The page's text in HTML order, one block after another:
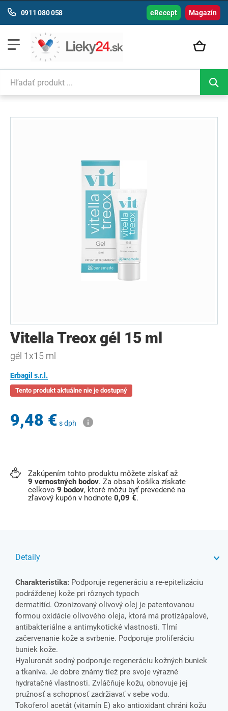
Magazín
0911 080 058 eRecept
Vitella Treox gél 15 ml
gél 1x15 ml
Erbagil s.r.l.
Tento produkt aktuálne nie je dostupný
9,48 € s dph
Zakúpením tohto produktu môžete získať až
9 vernostných bodov. Za obsah košíka získate
celkovo 9 bodov, ktoré môžu byť prevedené na
zľavový kupón v hodnote 0,09 €.
Detaily
Charakteristika: Podporuje regeneráciu a re-epitelizáciu
podráždenej kože pri rôznych typoch
dermatitíd. Ozonizovaný olivový olej je patentovanou
formou oxidácie olivového oleja, ktorá má protizápalové,
antibakteriálne a antimykotické vlastnosti. Tlmí
začervenanie kože a svrbenie. Podporuje proliferáciu
buniek kože.
Hyaluronát sodný podporuje regeneráciu kožných buniek
a tkaniva. Je dobre známy tiež pre svoje výrazné
hydratačné vlastnosti. Zvláčňuje kožu, obnovuje jej
pružnosť a schopnosť zadržiavať v sebe vodu.
Tokoferol acetát (vitamín E) ako antioxidant chráni kožu